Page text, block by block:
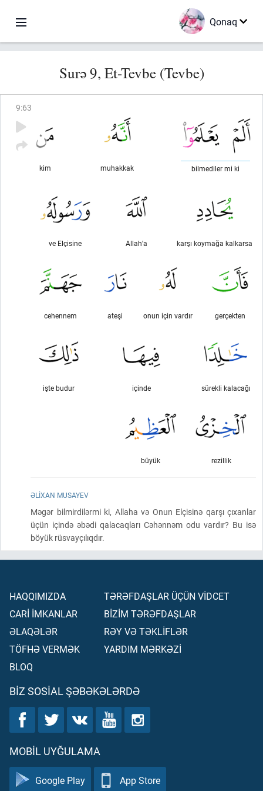
Qonaq
Surə 9, Et-Tevbe (Tevbe)
9:63
bilmediler mi ki
muhakkak
kim
karşı koymağa kalkarsa
Allah'a
ve Elçisine
gerçekten
onun için vardır
ateşi
cehennem
sürekli kalacağı
içinde
işte budur
rezillik
büyük
ƏLIXAN MUSAYEV
Məgər bilmirdilərmi ki, Allaha və Onun Elçisinə qarşı çıxanlar
üçün içində əbədi qalacaqları Cəhənnəm odu vardır? Bu isə
böyük rüsvayçılıqdır.
HAQQIMIZDA
CARİ İMKANLAR
ƏLAQƏLƏR
TÖFHƏ VERMƏK
BLOQ
TƏRƏFDAŞLAR ÜÇÜN VİDCET
BİZİM TƏRƏFDAŞLAR
RƏY VƏ TƏKLİFLƏR
YARDIM MƏRKƏZİ
BIZ SOSIAL ŞƏBƏKƏLƏRDƏ
MOBIL UYĞULAMA
Google Play App Store